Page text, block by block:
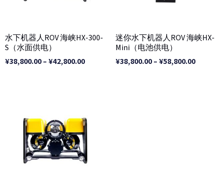
水下机器人ROV 海峡HX-300-
S（水面供电）
¥38,800.00–¥42,800.00
迷你水下机器人ROV 海峡HX-
Mini（电池供电）
¥38,800.00–¥58,800.00
围：
¥38,800.00
至
¥58,800.00